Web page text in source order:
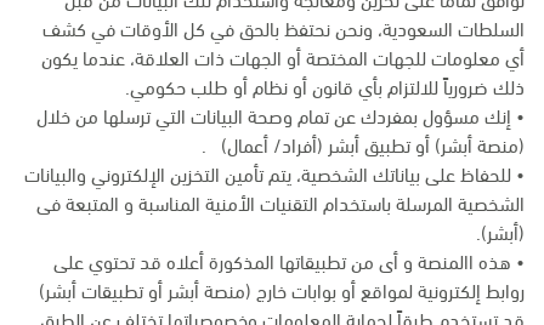
السلطات السعودية، ونحن نحتفظ بالحق في كل الأوقات في كشف
أي معلومات للجهات المختصة أو الجهات ذات العلاقة، عندما يكون
ذلك ضرورياً للالتزام بأي قانون أو نظام أو طلب حكومي.
• إنك مسؤول بمفردك عن تمام وصحة البيانات التي ترسلها من خلال
(منصة أبشر) أو تطبيق أبشر (أفراد/ أعمال) .
• للحفاظ على بياناتك الشخصية، يتم تأمين التخزين الإلكتروني والبيانات
الشخصية المرسلة باستخدام التقنيات الأمنية المناسبة و المتبعة فى
(أبشر).
• هذه االمنصة و أى من تطبيقاتها المذكورة أعلاه قد تحتوي على
روابط إلكترونية لمواقع أو بوابات خارج (منصة أبشر أو تطبيقات أبشر)
قد تستخدم طرقاً لحماية المعلومات وخصوصياتها تختلف عن الطرق